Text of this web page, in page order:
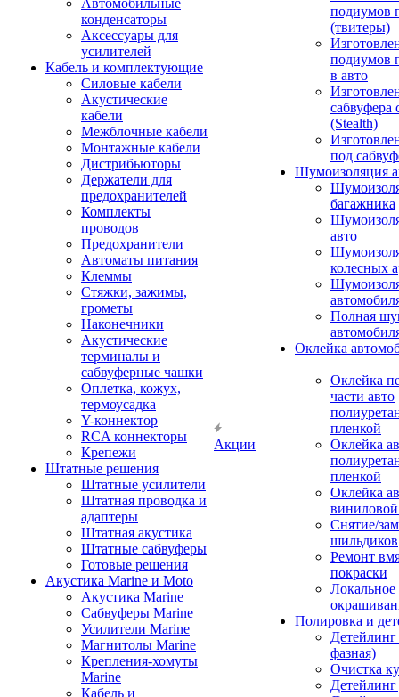
Автомобильные
конденсаторы
Аксессуары для
усилителей
Кабель и комплектующие
Силовые кабели
Акустические
кабели
Межблочные кабели
Монтажные кабели
Дистрибьюторы
Держатели для
предохранителей
Комплекты
проводов
Предохранители
Автоматы питания
Клеммы
Стяжки, зажимы,
грометы
Наконечники
Акустические
терминалы и
сабвуферные чашки
Оплетка, кожух,
термоусадка
Y-коннектор
RCA коннекторы
Крепежи
Штатные решения
Штатные усилители
Штатная проводка и
адаптеры
Штатная акустика
Штатные сабвуферы
Готовые решения
Акустика Marine и Moto
Акустика Marine
Сабвуферы Marine
Усилители Marine
Магнитолы Marine
Крепления-хомуты
Marine
Кабель и
Акции
подиумов
(твитеры)
подиумов
в авто
сабвуфера
(Stealth)
под
Шумоизоляция
багажника
авто
колесных
Полная
Оклейка
Оклейка
части авто
пленкой
Оклейка
пленкой
Оклейка
Снятие/
шильдиков
Ремонт
покраски
Локальное
Полировка и
фазная)
Очистка
Детейлинг